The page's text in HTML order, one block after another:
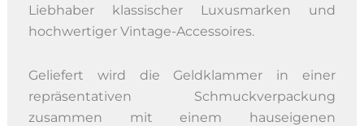
Liebhaber klassischer Luxusmarken und
hochwertiger Vintage-Accessoires.
Geliefert wird die Geldklammer in einer
repräsentativen Schmuckverpackung
zusammen mit einem hauseigenen